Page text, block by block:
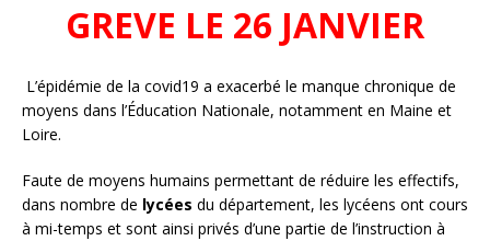
GREVE LE 26 JANVIER
L’épidémie de la covid19 a exacerbé le manque chronique de
moyens dans l’Éducation Nationale, notamment en Maine et
Loire.
Faute de moyens humains permettant de réduire les effectifs,
dans nombre de lycées du département, les lycéens ont cours
à mi-temps et sont ainsi privés d’une partie de l’instruction à